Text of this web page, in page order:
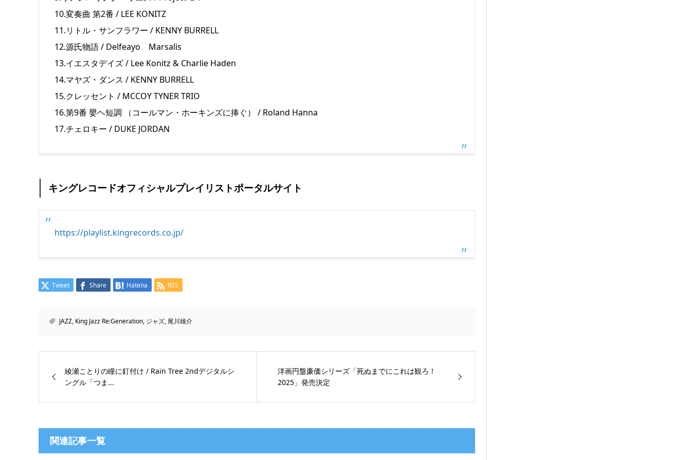
10.変奏曲 第2番 / LEE KONITZ
11.リトル・サンフラワー / KENNY BURRELL
12.源氏物語 / Delfeayo Marsalis
13.イエスタデイズ / Lee Konitz & Charlie Haden
14.マヤズ・ダンス / KENNY BURRELL
15.クレッセント / MCCOY TYNER TRIO
16.第9番 嬰ヘ短調 （コールマン・ホーキンズに捧ぐ） / Roland Hanna
17.チェロキー / DUKE JORDAN
キングレコードオフィシャルプレイリストポータルサイト
https://playlist.kingrecords.co.jp/
Tweet Share Hatena RSS
JAZZ, King Jazz Re:Generation, ジャズ, 尾川雄介
綾瀬ことりの瞳に釘付け / Rain Tree 2ndデジタルシ
ングル「つま...
洋画円盤廉価シリーズ「死ぬまでにこれは観ろ！
2025」発売決定
関連記事一覧